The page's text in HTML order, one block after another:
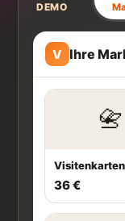
DEMO
V Ihre
📇
Visitenkarten
36 €